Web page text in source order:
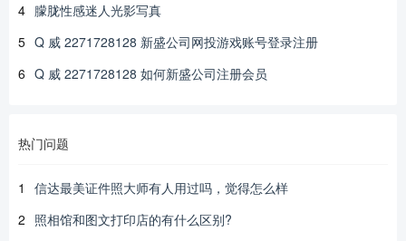
4 朦胧性感迷人光影写真
5 Q 威 2271728128 新盛公司网投游戏账号登录注册
6 Q 威 2271728128 如何新盛公司注册会员
热门问题
1
信达最美证件照大师有人用过吗，觉得怎么样
2 照相馆和图文打印店的有什么区别?